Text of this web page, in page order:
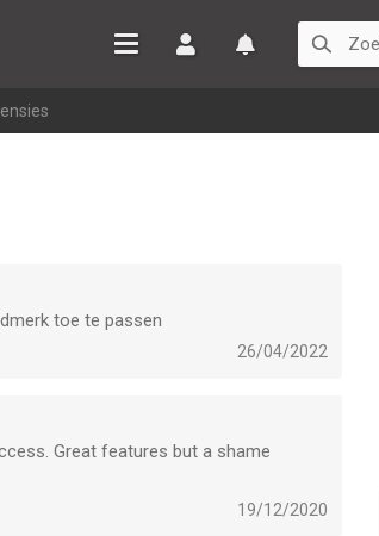
toe te passen
26/04/2022
Great features but a shame
19/12/2020